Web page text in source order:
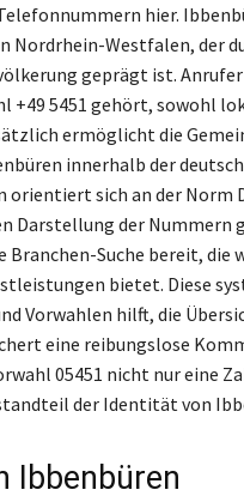
hier.
Nordrhein-Westfalen, der
geprägt ist.
+49 5451 gehört, sowohl
ermöglicht die
innerhalb der
sich an der Norm
Darstellung der Nummern
Branchen-Suche bereit,
bietet. Diese
Vorwahlen hilft, die
eine reibungslose
05451 nicht nur eine
der Identität von
Ibbenbüren